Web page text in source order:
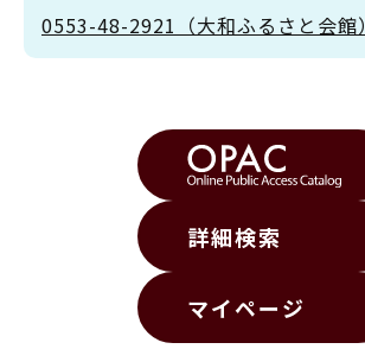
0553-48-2921（大和ふるさと会館）
詳細検索
マイページ